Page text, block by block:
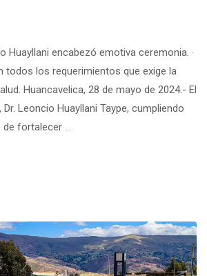
Huayllani encabezó emotiva ceremonia. ·
todos los requerimientos que exige la
Huancavelica, 28 de mayo de 2024.- El
Leoncio Huayllani Taype, cumpliendo
fortalecer …